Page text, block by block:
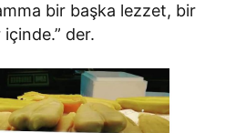
bir başka lezzet, bir
der.